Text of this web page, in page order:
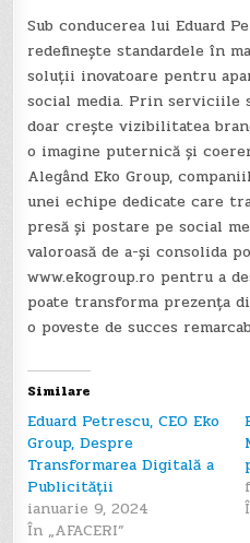
Sub conducerea lui Eduard
redefinește standardele în
soluții inovatoare pentru
social media. Prin serviciile
doar crește vizibilitatea
o imagine puternică și
Alegând Eko Group,
unei echipe dedicate care
presă și postare pe social
valoroasă de a-și consolida
www.ekogroup.ro pentru a
poate transforma prezența
o poveste de succes
Similare
Eduard Petrescu, CEO Eko
Group, Despre
Transformarea Digitală a
Publicității
ianuarie 9, 2024
În „AFACERI”